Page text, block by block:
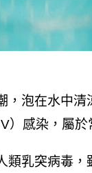
，泡在水中
）感染，屬
類乳突病毒